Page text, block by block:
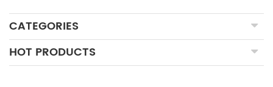
CATEGORIES
HOT PRODUCTS